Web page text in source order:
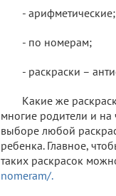
- арифметические;
- по номерам;
- раскраски –
Какие же
многие родители и на
выборе любой
ребенка. Главное,
таких раскрасок
nomeram/.